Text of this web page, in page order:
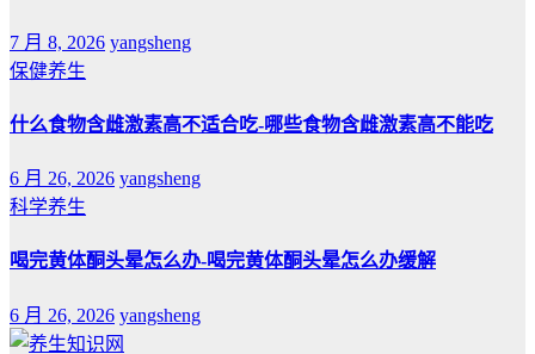
7 月 8, 2026 yangsheng
保健养生
什么食物含雌激素高不适合吃-哪些食物含雌激素高不能吃
6 月 26, 2026 yangsheng
科学养生
喝完黄体酮头晕怎么办-喝完黄体酮头晕怎么办缓解
6 月 26, 2026 yangsheng